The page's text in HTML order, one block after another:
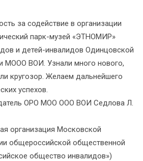
за содействие в организации
парк-музей «ЭТНОМИР»
и детей-инвалидов Одинцовской
МООО ВОИ. Узнали много нового,
кругозор. Желаем дальнейшего
успехов.
ОРО МОО ООО ВОИ Седлова Л.
организация Московской
общероссийской общественной
общество инвалидов»)